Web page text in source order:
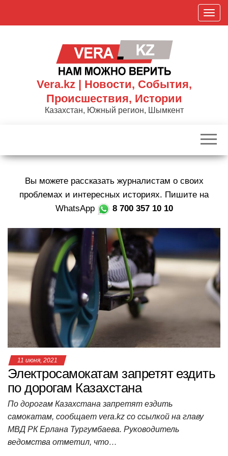
П
о
к
р
г
ц
и
Vera.kz | Новости, События,
Происшествия, Истории
Казахстан, Южный регион, Шымкент
Вы можете рассказать журналистам о своих
проблемах и интересных историях. Пишите на
WhatsApp
8 700 357 10 10
11 июня, 2021
Электросамокатам запретят ездить
по дорогам Казахстана
По дорогам Казахстана запретят ездить
самокатам, сообщает vera.kz со ссылкой на главу
МВД РК Ерлана Тургумбаева. Руководитель
ведомства отметил, что…